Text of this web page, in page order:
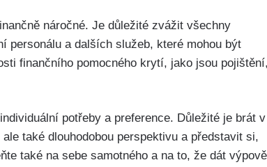
náročné. Je důležité zvážit všechny
personálu a dalších služeb, které mohou být
finančního pomocného krytí, jako jsou pojištění,
potřeby a preference. Důležité je brát v
také dlouhodobou perspektivu a představit si,
také na sebe samotného a na to, že dát